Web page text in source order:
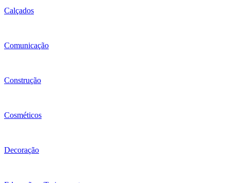
Calçados
Comunicação
Construção
Cosméticos
Decoração